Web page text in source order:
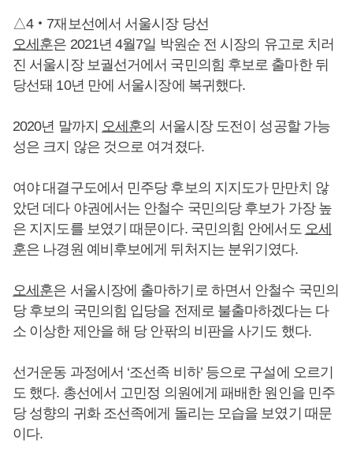
△4‧7재보선에서 서울시장 당선
오세훈은 2021년 4월7일 박원순 전 시장의 유고로 치러
진 서울시장 보궐선거에서 국민의힘 후보로 출마한 뒤
당선돼 10년 만에 서울시장에 복귀했다.
2020년 말까지 오세훈의 서울시장 도전이 성공할 가능
성은 크지 않은 것으로 여겨졌다.
여야 대결구도에서 민주당 후보의 지지도가 만만치 않
았던 데다 야권에서는 안철수 국민의당 후보가 가장 높
은 지지도를 보였기 때문이다. 국민의힘 안에서도 오세
훈은 나경원 예비후보에게 뒤처지는 분위기였다.
오세훈은 서울시장에 출마하기로 하면서 안철수 국민의
당 후보의 국민의힘 입당을 전제로 불출마하겠다는 다
소 이상한 제안을 해 당 안팎의 비판을 사기도 했다.
선거운동 과정에서 ‘조선족 비하’ 등으로 구설에 오르기
도 했다. 총선에서 고민정 의원에게 패배한 원인을 민주
당 성향의 귀화 조선족에게 돌리는 모습을 보였기 때문
이다.